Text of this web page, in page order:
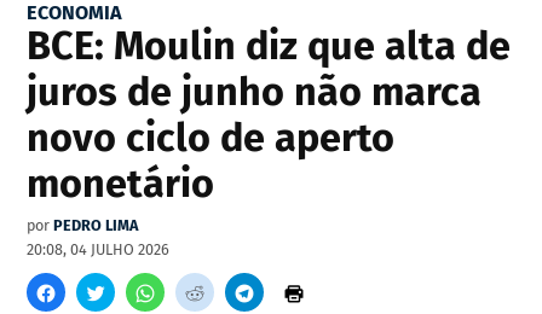
ECONOMIA
BCE: Moulin diz que alta de
juros de junho não marca
novo ciclo de aperto
monetário
por PEDRO LIMA
20:08, 04 JULHO 2026